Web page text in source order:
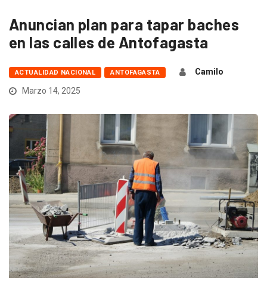
Anuncian plan para tapar baches
en las calles de Antofagasta
ACTUALIDAD NACIONAL ANTOFAGASTA
Camilo
Marzo 14, 2025